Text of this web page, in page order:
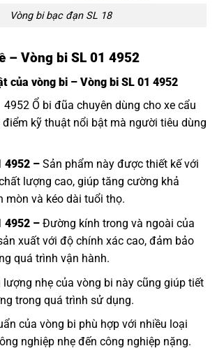
Vòng bi bạc đạn SL 18
– Vòng bi SL 01 4952
của vòng bi – Vòng bi SL 01 4952
4952 Ổ bi đũa chuyên dùng cho xe cẩu
kỹ thuật nổi bật mà người tiêu dùng
4952 –Sản phẩm này được thiết kế với
lượng cao, giúp tăng cường khả
mòn và kéo dài tuổi thọ.
4952 –Đường kính trong và ngoài của
xuất với độ chính xác cao, đảm bảo
quá trình vận hành.
nhẹ của vòng bi này cũng giúp tiết
trong quá trình sử dụng.
của vòng bi phù hợp với nhiều loại
nghiệp nhẹ đến công nghiệp nặng.